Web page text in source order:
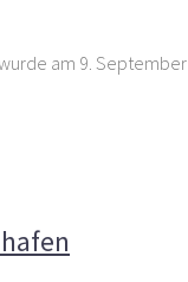
am 9. September